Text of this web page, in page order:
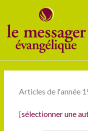
contenu
Articles de l'année
[sélectionner une